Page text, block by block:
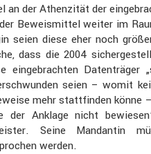
an der Athen­zität der
Beweis­mittel weiter im
seien diese eher noch
dass die 2004
einge­brachten Daten­träger
seien – womit
mehr statt­finden könne
der Anklage nicht
Seine Mandantin
werden.